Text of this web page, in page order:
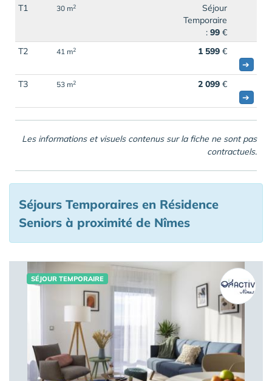
T1 30 m2
Séjour
Temporaire
: 99 €
T2
41 m2 1 599 €
➔
T3
53 m2 2 099 €
➔
Les informations et visuels contenus sur la fiche ne sont pas
contractuels.
Séjours Temporaires en Résidence
Seniors à proximité de Nîmes
SÉJOUR TEMPORAIRE